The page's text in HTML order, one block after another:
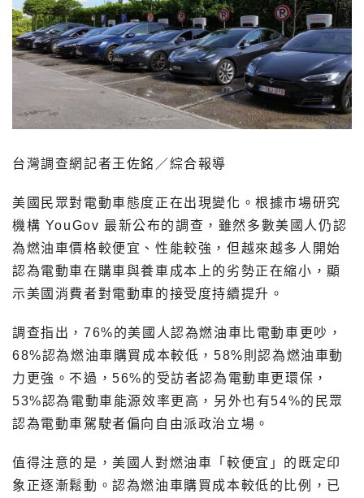
台灣調查網記者王佐銘／綜合報導
美國民眾對電動車態度正在出現變化。根據市場研究
機構 YouGov 最新公布的調查，雖然多數美國人仍認
為燃油車價格較便宜、性能較強，但越來越多人開始
認為電動車在購車與養車成本上的劣勢正在縮小，顯
示美國消費者對電動車的接受度持續提升。
調查指出，76%的美國人認為燃油車比電動車更吵，
68%認為燃油車購買成本較低，58%則認為燃油車動
力更強。不過，56%的受訪者認為電動車更環保，
53%認為電動車能源效率更高，另外也有54%的民眾
認為電動車駕駛者偏向自由派政治立場。
值得注意的是，美國人對燃油車「較便宜」的既定印
象正逐漸鬆動。認為燃油車購買成本較低的比例，已